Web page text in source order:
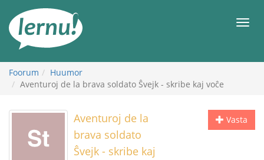
juurde
Foorum
Huumor
Aventuroj de la brava soldato Ŝvejk - skribe kaj voĉe
Vasta
Aventuroj de la
brava soldato
Ŝvejk - skribe kaj